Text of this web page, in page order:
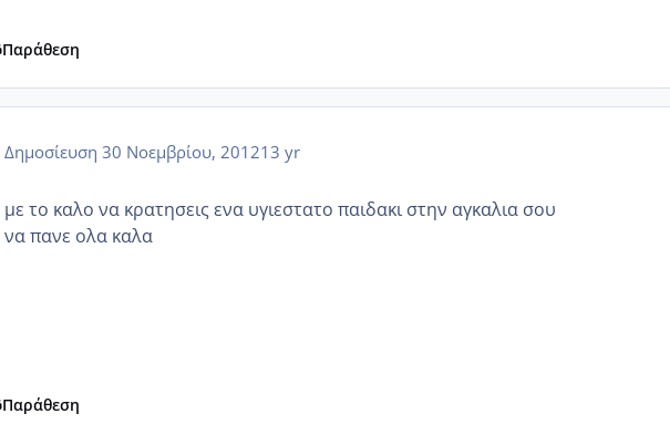
Παράθεση
Δημοσίευση 30 Νοεμβρίου, 201213 yr
με το καλο να κρατησεις ενα υγιεστατο παιδακι στην αγκαλια σου
να πανε ολα καλα
Παράθεση